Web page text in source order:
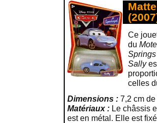
Ce
du
Springs
Sally
celles
Dimensions : 7,2 cm
Matériaux : Le châssis
est en métal. Elle est